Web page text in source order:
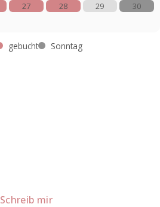
27 28 29
30
gebucht Sonntag
Schreib mir